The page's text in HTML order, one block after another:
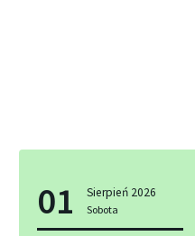
01 Sierpień 2026
Sobota